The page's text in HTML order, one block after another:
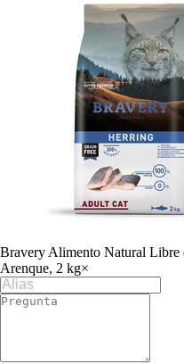
Bravery Alimento Natural Libre
Arenque, 2 kg×